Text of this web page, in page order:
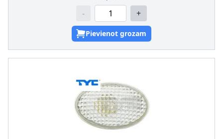
- +
Pievienot grozam